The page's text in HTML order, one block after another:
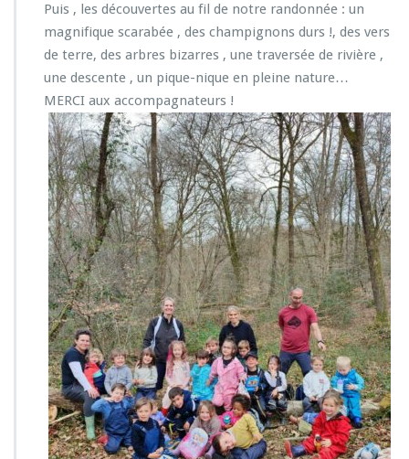
Puis , les découvertes au fil de notre randonnée : un
magnifique scarabée , des champignons durs !, des vers
de terre, des arbres bizarres , une traversée de rivière ,
une descente , un pique-nique en pleine nature…
MERCI aux accompagnateurs !